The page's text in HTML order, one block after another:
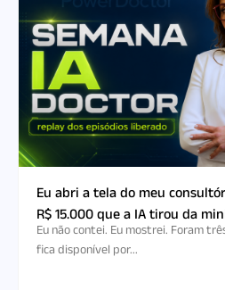
Eu abri a tela do meu
R$ 15.000 que a IA tirou da
Eu não contei. Eu mostrei. Foram
fica disponível por...